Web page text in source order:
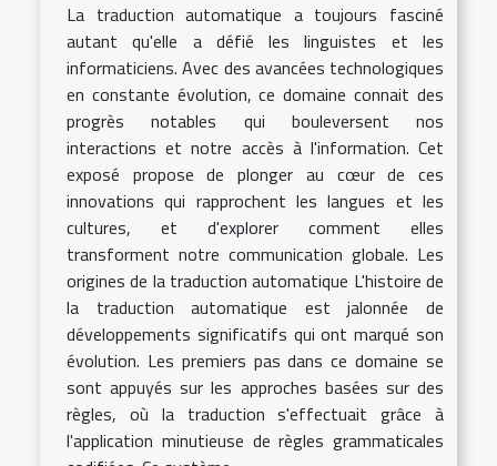
La traduction automatique a toujours fasciné
autant qu'elle a défié les linguistes et les
informaticiens. Avec des avancées technologiques
en constante évolution, ce domaine connait des
progrès notables qui bouleversent nos
interactions et notre accès à l'information. Cet
exposé propose de plonger au cœur de ces
innovations qui rapprochent les langues et les
cultures, et d'explorer comment elles
transforment notre communication globale. Les
origines de la traduction automatique L'histoire de
la traduction automatique est jalonnée de
développements significatifs qui ont marqué son
évolution. Les premiers pas dans ce domaine se
sont appuyés sur les approches basées sur des
règles, où la traduction s'effectuait grâce à
l'application minutieuse de règles grammaticales